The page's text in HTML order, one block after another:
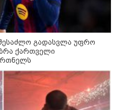
დღევანდელი
გადასვლა უფრო
ქართველი